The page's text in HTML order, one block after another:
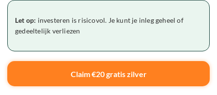
Let op: investeren is risicovol. Je kunt je inleg geheel of
gedeeltelijk verliezen
Claim €20 gratis zilver